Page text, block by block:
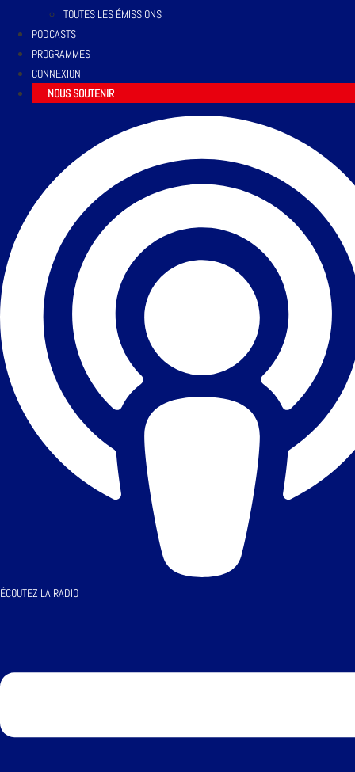
TOUTES LES ÉMISSIONS
PODCASTS
PROGRAMMES
CONNEXION
NOUS SOUTENIR
ÉCOUTEZ LA RADIO